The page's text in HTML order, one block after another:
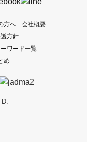
方へ
会社概要
方針
ーワード一覧
め